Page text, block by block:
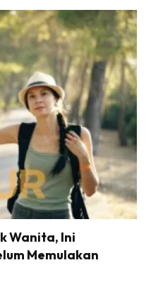
Wanita, Ini
Memulakan